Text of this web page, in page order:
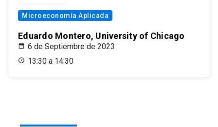
Microeconomía Aplicada
Eduardo Montero, University of Chicago
6 de Septiembre de 2023
13:30 a 14:30